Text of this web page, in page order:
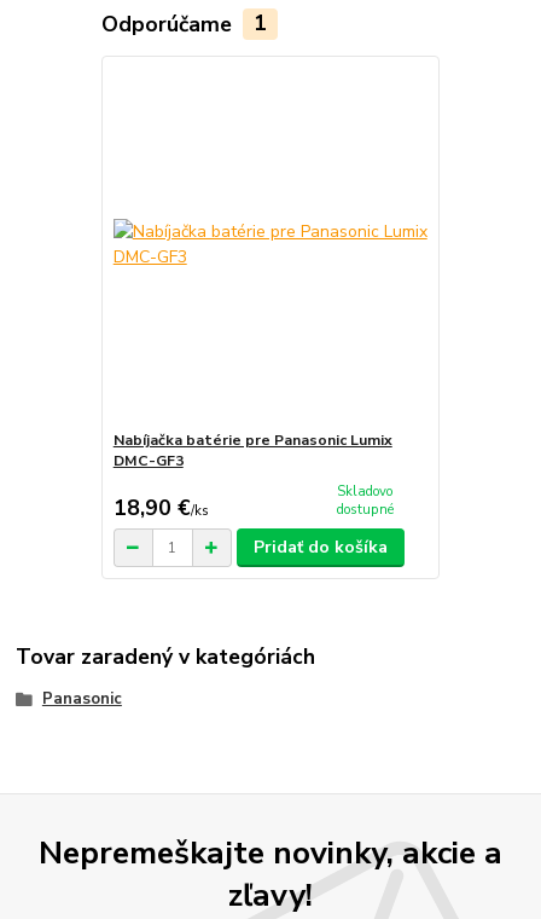
Odporúčame 1
Nabíjačka batérie pre Panasonic Lumix
DMC-GF3
18,90 €/ks
Skladovo
dostupné
Pridať do košíka
Tovar zaradený v kategóriách
Panasonic
Nepremeškajte novinky, akcie a
zľavy!